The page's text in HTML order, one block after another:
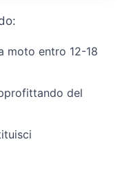
moto entro 12-18
del